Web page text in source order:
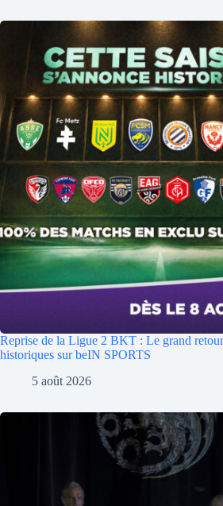
Reprise de la Ligue 2 BKT : Le grand
historiques sur beIN SPORTS
5 août 2026